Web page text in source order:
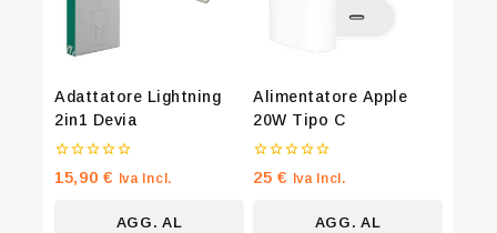
Adattatore Lightning
2in1 Devia
0
su
15,90€ Iva Incl.
AGG. AL
Alimentatore Apple
20W Tipo C
0
su
25€ Iva Incl.
AGG. AL